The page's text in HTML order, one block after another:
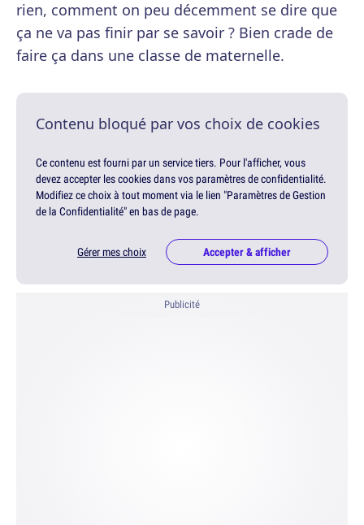
rien, comment on peu décemment se dire que
ça ne va pas finir par se savoir ? Bien crade de
faire ça dans une classe de maternelle.
Contenu bloqué par vos choix de cookies
Ce contenu est fourni par un service tiers. Pour l'afficher, vous
devez accepter les cookies dans vos paramètres de confidentialité.
Modifiez ce choix à tout moment via le lien "Paramètres de Gestion
de la Confidentialité" en bas de page.
Gérer mes choix Accepter & afficher
Publicité